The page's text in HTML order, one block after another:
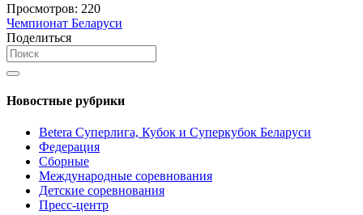
Просмотров: 220
Чемпионат Беларуси
Поделиться
Новостные рубрики
Betera Суперлига, Кубок и Суперкубок Беларуси
Федерация
Сборные
Международные соревнования
Детские соревнования
Пресс-центр